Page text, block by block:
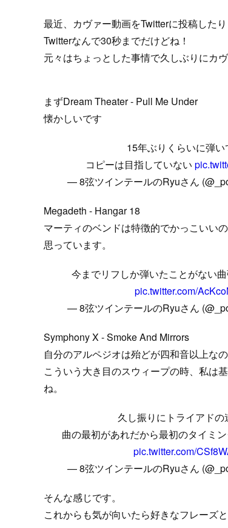
最近、カヴァー動画をTwitterに投稿したり
Twitterなんで30秒までだけどね！
元々はちょっとした事情で久しぶりにカ
まずDream Theater - Pull Me Under
懐かしいです
15年ぶりくらいに弾い
コピーは目指していない
— 8弦ツインテールのRyuさん
Megadeth - Hangar 18
マーティのベンドは特徴的でかっこいい
思っています。
今までリフしか弾いたことがない
pic.twitter.com/
— 8弦ツインテールのRyuさん
Symphony X - Smoke And Mirrors
自分のアルペジオは殆どが四和音以上な
こういう大き目のスウィープの時、私は
ね。
久し振りにトライアド
曲の最初があれだから最初のタイミ
pic.twitter.com/
— 8弦ツインテールのRyuさん
そんな感じです。
これからも気が向いたら好きなフレーズ